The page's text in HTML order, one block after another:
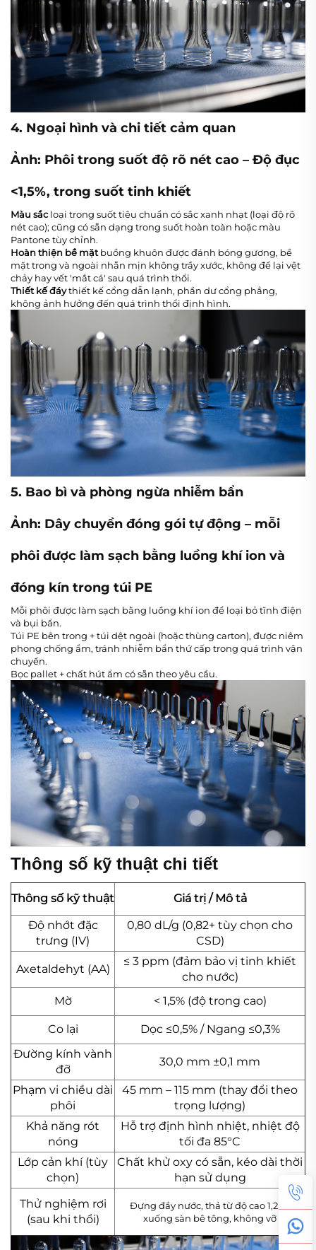
4. Ngoại hình và chi tiết cảm quan
Ảnh: Phôi trong suốt độ rõ nét cao – Độ đục
<1,5%, trong suốt tinh khiết
Màu sắcloại trong suốt tiêu chuẩn có sắc xanh nhạt (loại độ rõ
nét cao); cũng có sẵn dạng trong suốt hoàn toàn hoặc màu
Pantone tùy chỉnh.
Hoàn thiện bề mặtbuồng khuôn được đánh bóng gương, bề
mặt trong và ngoài nhẵn mịn không trầy xước, không để lại vệt
chảy hay vết 'mắt cá' sau quá trình thổi.
Thiết kế đáythiết kế cổng dẫn lạnh, phần dư cổng phẳng,
không ảnh hưởng đến quá trình thổi định hình.
5. Bao bì và phòng ngừa nhiễm bẩn
Ảnh: Dây chuyền đóng gói tự động – mỗi
phôi được làm sạch bằng luồng khí ion và
đóng kín trong túi PE
Mỗi phôi được làm sạch bằng luồng khí ion để loại bỏ tĩnh điện
và bụi bẩn.
Túi PE bên trong + túi dệt ngoài (hoặc thùng carton), được niêm
phong chống ẩm, tránh nhiễm bẩn thứ cấp trong quá trình vận
chuyển.
Bọc pallet + chất hút ẩm có sẵn theo yêu cầu.
Thông số kỹ thuật chi tiết
Thông số kỹ thuật
Giá trị / Mô tả
Độ nhớt đặc
trưng (IV)
0,80 dL/g (0,82+ tùy chọn cho
CSD)
Axetaldehyt (AA)
≤ 3 ppm (đảm bảo vị tinh khiết
cho nước)
Mờ
< 1,5% (độ trong cao)
Co lại
Dọc ≤0,5% / Ngang ≤0,3%
Đường kính vành
đỡ
30,0 mm ±0,1 mm
Phạm vi chiều dài
phôi
45 mm – 115 mm (thay đổi theo
trọng lượng)
Khả năng rót
nóng
Hỗ trợ định hình nhiệt, nhiệt độ
tối đa 85°C
Lớp cản khí (tùy
chọn)
Chất khử oxy có sẵn, kéo dài thời
hạn sử dụng
Thử nghiệm rơi
(sau khi thổi)
Đựng đầy nước, thả từ độ cao 1,2 m
xuống sàn bê tông, không vỡ